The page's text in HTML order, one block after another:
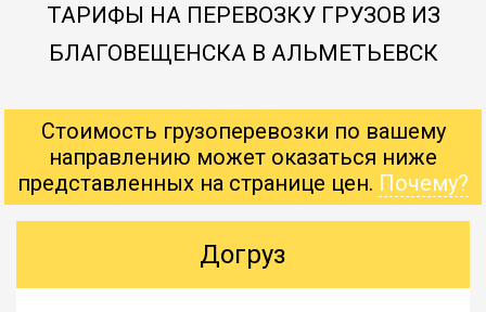
ТАРИФЫ НА ПЕРЕВОЗКУ ГРУЗОВ ИЗ
БЛАГОВЕЩЕНСКА В АЛЬМЕТЬЕВСК
Стоимость грузоперевозки по вашему
направлению может оказаться ниже
представленных на странице цен. Почему?
Догруз